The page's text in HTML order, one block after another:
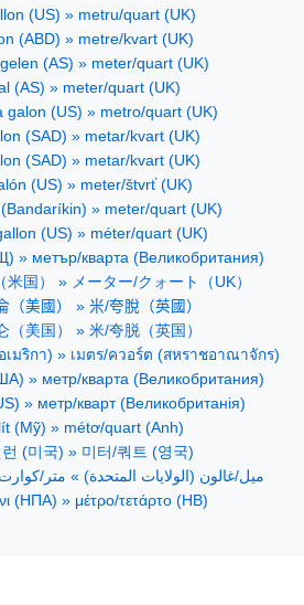
(US) » metru/quart (UK)
(ABD) » metre/kvart (UK)
(AS) » meter/quart (UK)
(AS) » meter/quart (UK)
galon (US) » metro/quart (UK)
(SAD) » metar/kvart (UK)
(SAD) » metar/kvart (UK)
(US) » meter/štvrť (UK)
» meter/quart (UK)
(US) » méter/quart (UK)
» метър/кварта (Великобритания)
国） » メーター/クォート（UK）
（美國） » 米/夸脫（英國）
（美国） » 米/夸脱（英国）
มริกา) » เมตร/ควอร์ต (สหราชอาณาจักร)
» метр/кварта (Великобритания)
» метр/кварт (Великобританія)
(Mỹ) » métơ/quart (Anh)
(미국) » 미터/쿼트 (영국)
ميل/غالون (الولايات المتحدة) » متر/
(ΗΠΑ) » μέτρο/τετάρτο (ΗΒ)